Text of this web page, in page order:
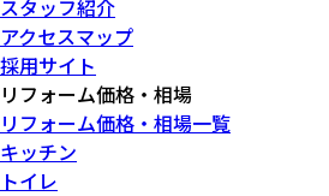
スタッフ紹介
アクセスマップ
採用サイト
リフォーム価格・相場
リフォーム価格・相場一覧
キッチン
トイレ